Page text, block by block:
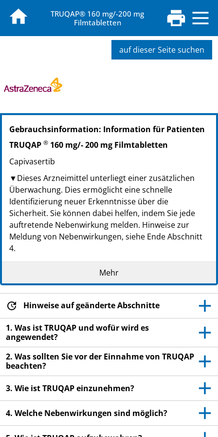
TRUQAP® 160 mg/-200 mg
Filmtabletten
auf dieser Seite suchen
PZN: 19283176
PPN: 111928317616
Gebrauchsinformation: Information für Patienten
TRUQAP ® 160 mg/- 200 mg Filmtabletten
Capivasertib
▼Dieses Arzneimittel unterliegt einer zusätzlichen
Überwachung. Dies ermöglicht eine schnelle
Identifizierung neuer Erkenntnisse über die
Sicherheit. Sie können dabei helfen, indem Sie jede
auftretende Nebenwirkung melden. Hinweise zur
Meldung von Nebenwirkungen, siehe Ende Abschnitt
4.
Lesen Sie die gesamte Packungsbeilage sorgfältig
durch, bevor Sie mit der Einnahme dieses
Arzneimittels beginnen, denn sie enthält wichtige
Informationen.
Heben Sie die Packungsbeilage auf. Vielleicht
möchten Sie diese später nochmals lesen.
Wenn Sie weitere Fragen haben, wenden Sie sich
an Ihren Arzt, Apotheker oder das medizinische
Fachpersonal.
verschrieben. Geben Sie es nicht an Dritte weiter.
Es kann anderen Menschen schaden, auch wenn
diese die gleichen Beschwerden haben wie Sie.
Wenn Sie Nebenwirkungen bemerken, wenden Sie
Mehr
Hinweise auf geänderte Abschnitte
1. Was ist TRUQAP und wofür wird es
angewendet?
2. Was sollten Sie vor der Einnahme von TRUQAP
beachten?
3. Wie ist TRUQAP einzunehmen?
4. Welche Nebenwirkungen sind möglich?